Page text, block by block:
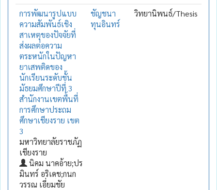
การพัฒนารูปแบบ
ความสัมพันธ์เชิง
สาเหตุของปัจจัยที่
ส่งผลต่อความ
ตระหนักในปัญหา
ยาเสพติดของ
นักเรียนระดับชั้น
มัธยมศึกษาปีที่ 3
สำนักงานเขตพื้นที่
การศึกษาประถม
ศึกษาเชียงราย เขต
3
มหาวิทยาลัยราชภัฏ
เชียงราย
นิคม นาคอ้าย;ปร
มินทร์ อริเดช;กนก
วรรณ เอี่ยมชัย
ชัญชนา
ทุนอินทร์
วิทยานิพนธ์/Thesis